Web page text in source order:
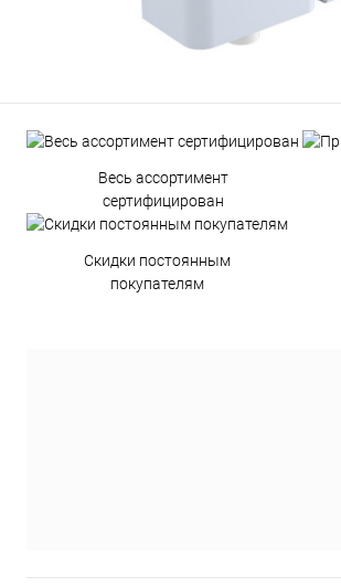
Весь ассортимент
сертифицирован
Скидки постоянным
покупателям